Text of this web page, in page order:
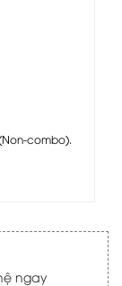
(Non-combo).
ngay